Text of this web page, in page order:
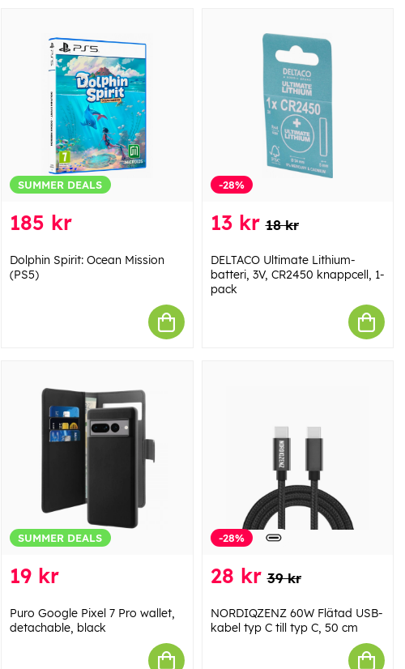
SUMMER DEALS
185 kr
Dolphin Spirit: Ocean Mission
(PS5)
-28%
13 kr 18 kr
DELTACO Ultimate Lithium-
batteri, 3V, CR2450 knappcell, 1-
pack
SUMMER DEALS
19 kr
Puro Google Pixel 7 Pro wallet,
detachable, black
-28%
28 kr 39 kr
NORDIQZENZ 60W Flätad USB-
kabel typ C till typ C, 50 cm